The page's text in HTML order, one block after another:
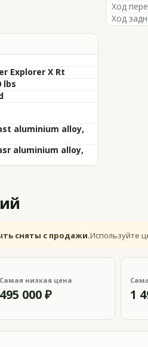
Ход
Ход
Explorer X Rt
lbs
aluminium alloy,
aluminium alloy,
сняты с продажи.Используйте
Самая низкая цена
495 000 ₽ 1